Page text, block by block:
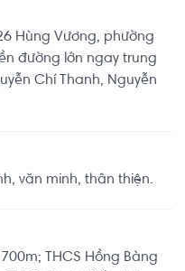
Hùng Vương, phường
đường lớn ngay trung
Chí Thanh, Nguyễn
văn minh, thân thiện.
THCS Hồng Bàng